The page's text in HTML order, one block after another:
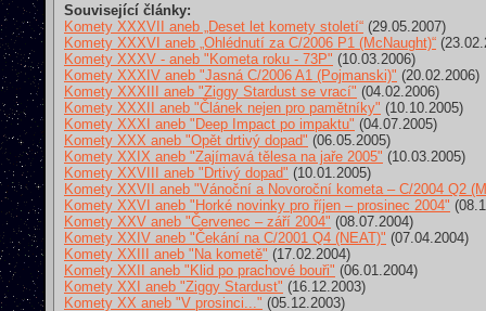
Související články:
Komety XXXVII aneb „Deset let komety století“ (29.05.2007)
Komety XXXVI aneb „Ohlédnutí za C/2006 P1 (McNaught)“
Komety XXXV - aneb "Kometa roku - 73P" (10.03.2006)
Komety XXXIV aneb "Jasná C/2006 A1 (Pojmanski)" (20.02.2006)
Komety XXXIII aneb "Ziggy Stardust se vrací" (04.02.2006)
Komety XXXII aneb "Článek nejen pro pamětníky" (10.10.2005)
Komety XXXI aneb "Deep Impact po impaktu" (04.07.2005)
Komety XXX aneb "Opět drtivý dopad" (06.05.2005)
Komety XXIX aneb "Zajímavá tělesa na jaře 2005" (10.03.2005)
Komety XXVIII aneb "Drtivý dopad" (10.01.2005)
Komety XXVII aneb "Vánoční a Novoroční kometa – C/2004 Q2
Komety XXVI aneb "Horké novinky pro říjen – prosinec 2004"
Komety XXV aneb "Červenec – září 2004" (08.07.2004)
Komety XXIV aneb "Čekání na C/2001 Q4 (NEAT)" (07.04.2004)
Komety XXIII aneb "Na kometě" (17.02.2004)
Komety XXII aneb "Klid po prachové bouři" (06.01.2004)
Komety XXI aneb "Ziggy Stardust" (16.12.2003)
Komety XX aneb "V prosinci..." (05.12.2003)